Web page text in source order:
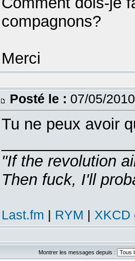
compagnons?
Merci
Posté le : 07/05/
Tu ne peux avoir
"If the revolution
Then fuck, I'll
Last.fm | RYM | XKCD
Montrer les messages depuis :